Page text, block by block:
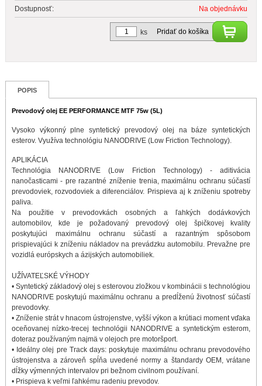
Dostupnosť: Na objednávku
Pridať do košíka
ks
POPIS
Prevodový olej EE PERFORMANCE MTF 75w (5L)
Vysoko výkonný plne syntetický prevodový olej na báze syntetických
esterov. Využíva technológiu NANODRIVE (Low Friction Technology).
APLIKÁCIA
Technológia NANODRIVE (Low Friction Technology) - aditivácia
nanočasticami - pre razantné zníženie trenia, maximálnu ochranu súčastí
prevodoviek, rozvodoviek a diferenciálov. Prispieva aj k zníženiu spotreby
paliva.
Na použitie v prevodovkách osobných a ľahkých dodávkových
automobilov, kde je požadovaný prevodový olej špičkovej kvality
poskytujúci maximálnu ochranu súčastí a razantným spôsobom
prispievajúci k zníženiu nákladov na prevádzku automobilu. Prevažne pre
vozidlá európskych a ázijských automobiliek.
UŽÍVATEĽSKÉ VÝHODY
• Syntetický základový olej s esterovou zložkou v kombinácii s technológiou
NANODRIVE poskytujú maximálnu ochranu a predĺženú životnosť súčastí
prevodovky.
• Zníženie strát v hnacom ústrojenstve, vyšší výkon a krútiaci moment vďaka
oceňovanej nízko-trecej technológii NANODRIVE a syntetickým esterom,
doteraz používaným najmä v olejoch pre motoršport.
• Ideálny olej pre Track days: poskytuje maximálnu ochranu prevodového
ústrojenstva a zároveň spĺňa uvedené normy a štandardy OEM, vrátane
dĺžky výmenných intervalov pri bežnom civilnom používaní.
• Prispieva k veľmi ľahkému radeniu prevodov.